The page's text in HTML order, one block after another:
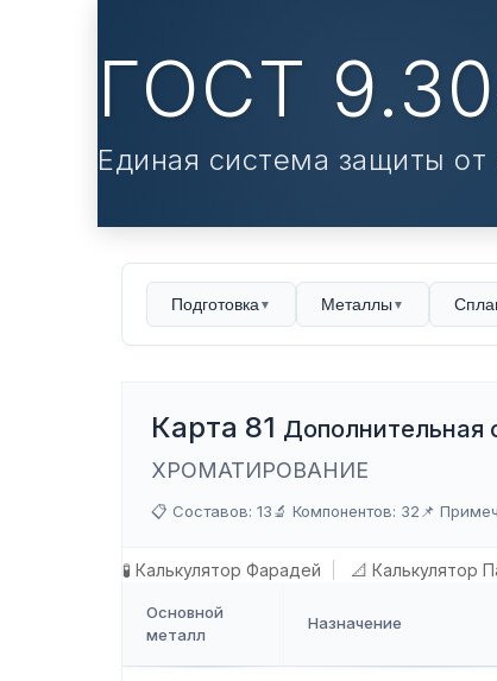
ГОСТ
Единая система защиты от
Подготовка ▼ Металлы ▼
Карта 81 Дополнительная
ХРОМАТИРОВАНИЕ
📋 Составов: 13🔬 Компонентов: 32 📌
🧪 Калькулятор Фарадей 📐 Калькулятор
Основной
металл
Назначение